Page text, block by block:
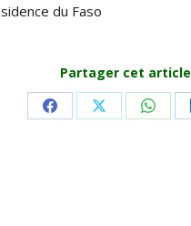
du Faso
Partager cet article
Share Share Share